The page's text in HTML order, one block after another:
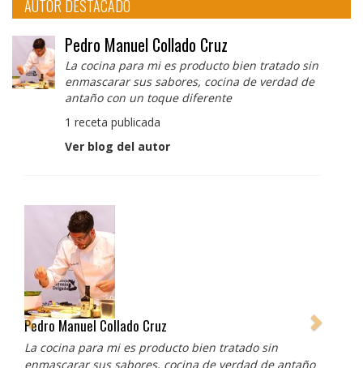
AUTOR DESTACADO
Pedro Manuel Collado Cruz
La cocina para mi es producto bien tratado sin
enmascarar sus sabores, cocina de verdad de
antaño con un toque diferente
1 receta publicada
Ver blog del autor
Pedro Manuel Collado Cruz
La cocina para mi es producto bien tratado sin
enmascarar sus sabores, cocina de verdad de antaño